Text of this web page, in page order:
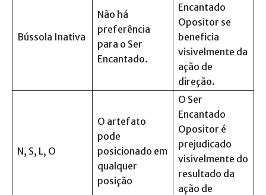
Bússola Inativa
Não há
preferência
para o Ser
Encantado.
Encantado
Opositor se
beneficia
visivelmente da
ação de
direção.
N, S, L, O
O artefato
pode
posicionado em
qualquer
posição
O Ser
Encantado
Opositor é
prejudicado
visivelmente do
resultado da
ação de